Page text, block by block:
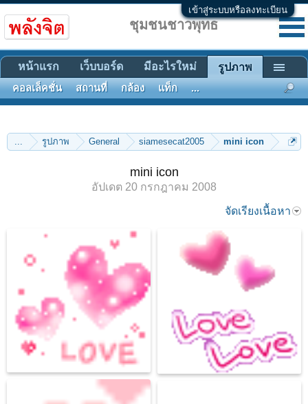
เข้าสู่ระบบหรือลงทะเบียน
... รูปภาพ General siamesecat2005 mini icon
mini icon
อัปเดต 20 กรกฎาคม 2008
จัดเรียงเนื้อหา
ชุมชนชาวพุทธ
หน้าแรก เว็บบอร์ด มีอะไรใหม่ รูปภาพ
คอลเล็คชั่น สถานที่ กล้อง แท็ก ...